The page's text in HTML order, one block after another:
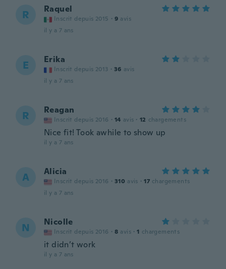
R Raquel
Inscrit depuis 2015 · 9 avis
il y a 7 ans
E Erika
Inscrit depuis 2013 · 36 avis
il y a 7 ans
R Reagan
Inscrit depuis 2016 · 14 avis · 12 chargements
Nice fit! Took awhile to show up
il y a 7 ans
A Alicia
Inscrit depuis 2016 · 310 avis · 17 chargements
il y a 7 ans
N Nicolle
Inscrit depuis 2016 · 8 avis · 1 chargements
it didn’t work
il y a 7 ans